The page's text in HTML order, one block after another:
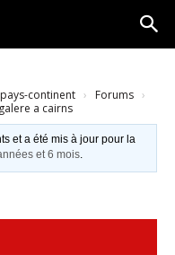
continent › Forums ›
a cairns
et a été mis à jour pour la
et 6 mois.